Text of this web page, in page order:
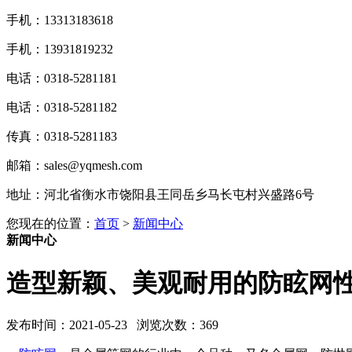
手机：13313183618
手机：13931819232
电话：0318-5281181
电话：0318-5281182
传真：0318-5281183
邮箱：sales@yqmesh.com
地址：河北省衡水市饶阳县王同岳乡马长屯村兴盛路6号
您现在的位置： 首页 > 新闻中心
新闻中心
造型新颖、美观耐用的防眩网
发布时间：2021-05-23 浏览次数： 369